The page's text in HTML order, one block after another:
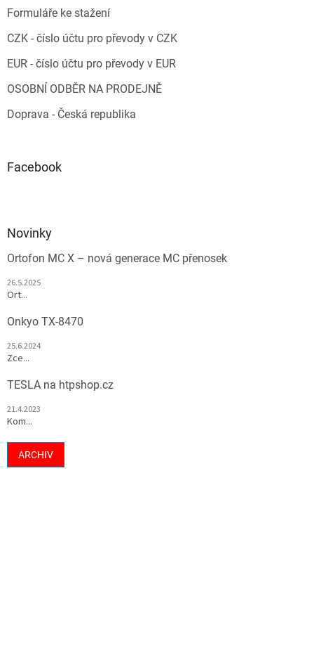
Formuláře ke stažení
CZK - číslo účtu pro převody v CZK
EUR - číslo účtu pro převody v EUR
OSOBNÍ ODBĚR NA PRODEJNĚ
Doprava - Česká republika
Facebook
Novinky
Ortofon MC X – nová generace MC přenosek
26.5.2025
Ort...
Onkyo TX-8470
25.6.2024
Zce...
TESLA na htpshop.cz
21.4.2023
Kom...
ARCHIV